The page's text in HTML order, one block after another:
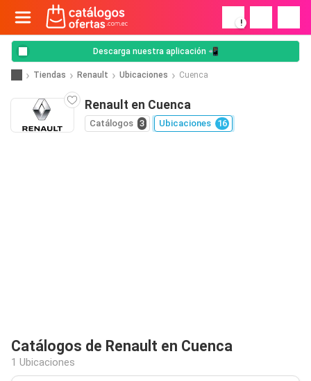
!
Descarga nuestra aplicación 📲
Tiendas Renault Ubicaciones Cuenca
Renault en Cuenca
Catálogos 3 Ubicaciones 16
Catálogos de Renault en Cuenca
1 Ubicaciones